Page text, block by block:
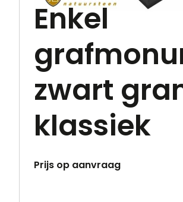
Enkel
zwart
klassiek
Prijs op aanvraag